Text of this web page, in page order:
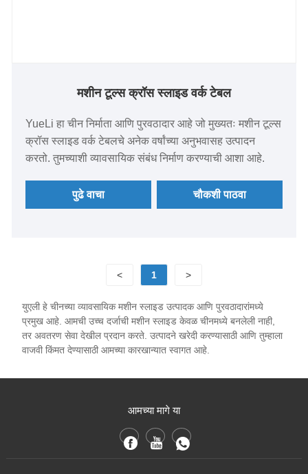
मशीन टूल्स क्रॉस स्लाइड वर्क टेबल
YueLi हा चीन निर्माता आणि पुरवठादार आहे जो मुख्यतः मशीन टूल्स
क्रॉस स्लाइड वर्क टेबलचे अनेक वर्षांच्या अनुभवासह उत्पादन
करतो. तुमच्याशी व्यावसायिक संबंध निर्माण करण्याची आशा आहे.
पुढे वाचा चौकशी पाठवा
< 1 >
युएली हे चीनच्या व्यावसायिक मशीन स्लाइड उत्पादक आणि पुरवठादारांमध्ये
प्रमुख आहे. आमची उच्च दर्जाची मशीन स्लाइड केवळ चीनमध्ये बनलेली नाही,
तर अवतरण सेवा देखील प्रदान करते. उत्पादने खरेदी करण्यासाठी आणि तुम्हाला
वाजवी किंमत देण्यासाठी आमच्या कारखान्यात स्वागत आहे.
आमच्या मागे या